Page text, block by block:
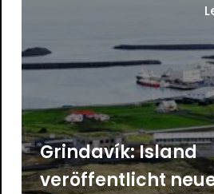
Grindavík: Island
veröffentlicht